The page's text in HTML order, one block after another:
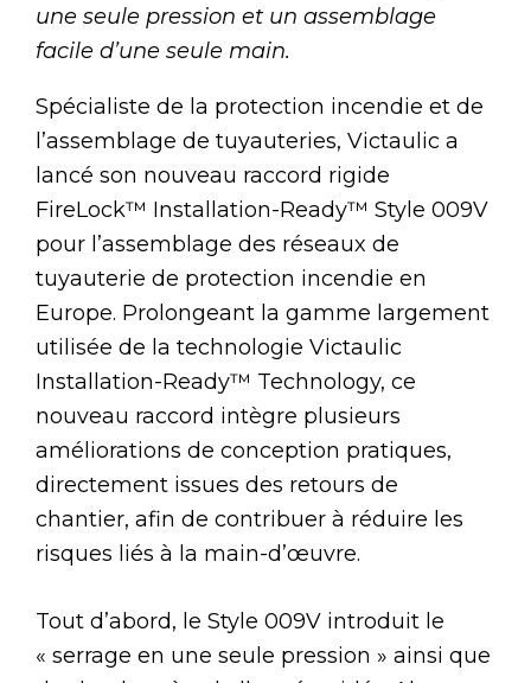
une seule pression et un assemblage
facile d’une seule main.
Spécialiste de la protection incendie et de
l’assemblage de tuyauteries, Victaulic a
lancé son nouveau raccord rigide
FireLock™ Installation-Ready™ Style 009V
pour l’assemblage des réseaux de
tuyauterie de protection incendie en
Europe. Prolongeant la gamme largement
utilisée de la technologie Victaulic
Installation-Ready™ Technology, ce
nouveau raccord intègre plusieurs
améliorations de conception pratiques,
directement issues des retours de
chantier, afin de contribuer à réduire les
risques liés à la main-d’œuvre.
Tout d’abord, le Style 009V introduit le
« serrage en une seule pression » ainsi que